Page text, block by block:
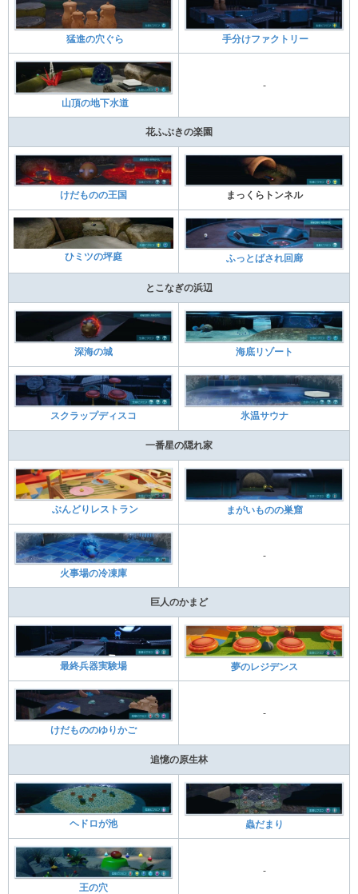
猛進の穴ぐら 手分けファクトリー
山頂の地下水道
-
花ふぶきの楽園
けだものの王国 まっくらトンネル
ひミツの坪庭 ふっとばされ回廊
とこなぎの浜辺
深海の城 海底リゾート
スクラップディスコ 氷温サウナ
一番星の隠れ家
ぶんどりレストラン まがいものの巣窟
火事場の冷凍庫
-
巨人のかまど
最終兵器実験場 夢のレジデンス
けだもののゆりかご
-
追憶の原生林
ヘドロが池 蟲だまり
王の穴
-